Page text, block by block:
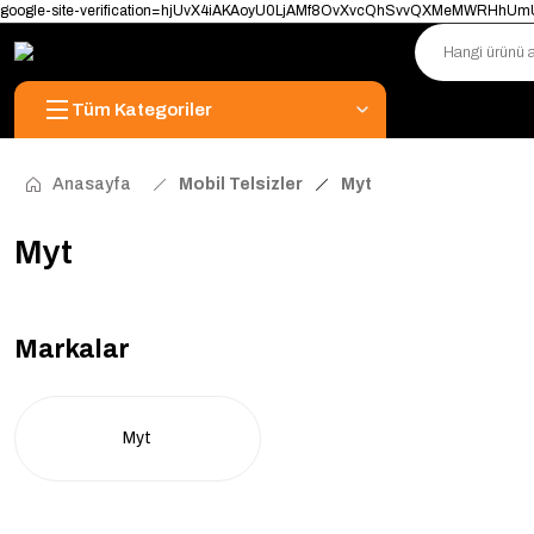
google-site-
Tüm Kategoriler
Anasayfa Mobil Telsizler Myt
Myt
Markalar
Myt